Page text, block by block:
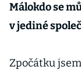
Málokdo se
v jediné
Zpočátku